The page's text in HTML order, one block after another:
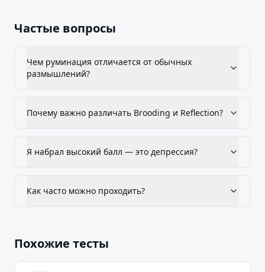
Частые вопросы
Чем руминация отличается от обычных
размышлений?
Почему важно различать Brooding и Reflection?
Я набрал высокий балл — это депрессия?
Как часто можно проходить?
Похожие тесты